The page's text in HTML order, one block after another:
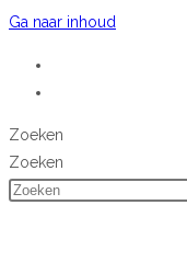
Ga naar inhoud
Zoeken
Zoeken